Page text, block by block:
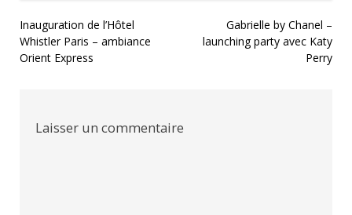
Navigation
de
Inauguration de l’Hôtel
Whistler Paris – ambiance
Orient Express
Gabrielle by Chanel –
launching party avec Katy
Perry
Laisser un commentaire